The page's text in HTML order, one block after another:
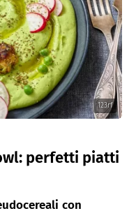
123rf
perfetti piatti
con